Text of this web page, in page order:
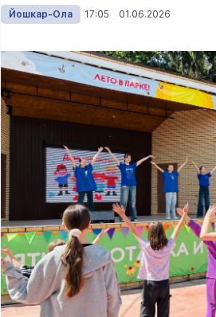
Йошкар-Ола 17:05 01.06.2026